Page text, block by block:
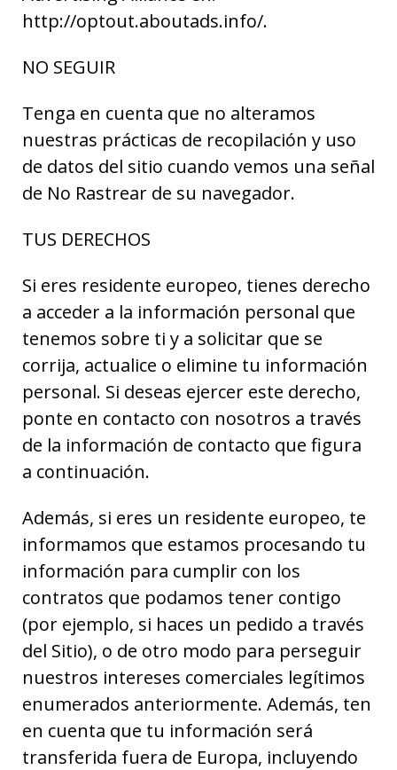
http://optout.aboutads.info/.
NO SEGUIR
Tenga en cuenta que no alteramos
nuestras prácticas de recopilación y uso
de datos del sitio cuando vemos una señal
de No Rastrear de su navegador.
TUS DERECHOS
Si eres residente europeo, tienes derecho
a acceder a la información personal que
tenemos sobre ti y a solicitar que se
corrija, actualice o elimine tu información
personal. Si deseas ejercer este derecho,
ponte en contacto con nosotros a través
de la información de contacto que figura
a continuación.
Además, si eres un residente europeo, te
informamos que estamos procesando tu
información para cumplir con los
contratos que podamos tener contigo
(por ejemplo, si haces un pedido a través
del Sitio), o de otro modo para perseguir
nuestros intereses comerciales legítimos
enumerados anteriormente. Además, ten
en cuenta que tu información será
transferida fuera de Europa, incluyendo